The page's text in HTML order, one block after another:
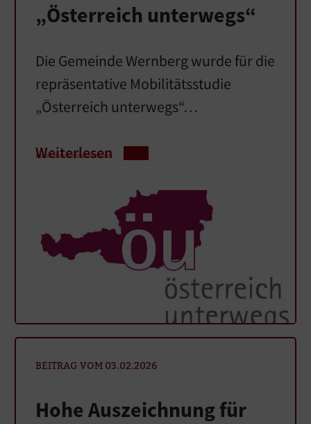
„Österreich unterwegs“
Die Gemeinde Wernberg wurde für die
repräsentative Mobilitätsstudie
„Österreich unterwegs“…
Weiterlesen
BEITRAG VOM 03.02.2026
Hohe Auszeichnung für